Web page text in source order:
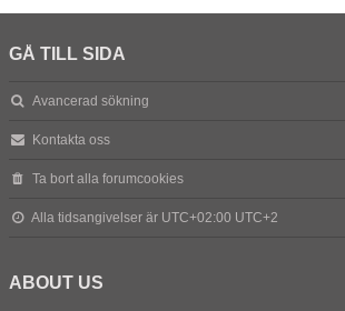
GÅ TILL SIDA
Avancerad sökning
Kontakta oss
Ta bort alla forumcookies
Alla tidsangivelser är UTC+02:00 UTC+2
ABOUT US